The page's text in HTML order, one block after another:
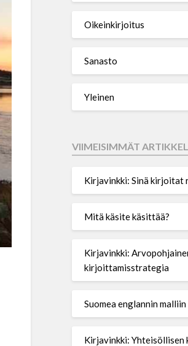
Oikeinkirjoitus
Sanasto
Yleinen
VIIMEISIMMÄT
Kirjavinkki: Sinä kirjoitat
Mitä käsite käsittää?
Kirjavinkki:
kirjoittamisstrategia
Suomea englannin malliin
Kirjavinkki: